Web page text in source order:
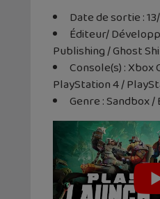
Date de sortie :
Éditeur/
Publishing / Ghost
Console(s) : Xbox
PlayStation 4 /
Genre : Sandbox